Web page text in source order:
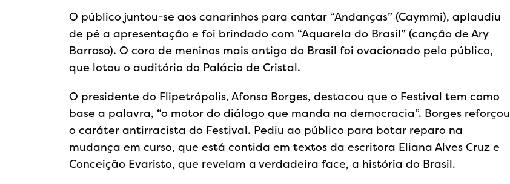
O público juntou-se aos canarinhos para cantar “Andanças” (Caymmi), aplaudiu
de pé a apresentação e foi brindado com “Aquarela do Brasil” (canção de Ary
Barroso). O coro de meninos mais antigo do Brasil foi ovacionado pelo público,
que lotou o auditório do Palácio de Cristal.
O presidente do Flipetrópolis, Afonso Borges, destacou que o Festival tem como
base a palavra, “o motor do diálogo que manda na democracia”. Borges reforçou
o caráter antirracista do Festival. Pediu ao público para botar reparo na
mudança em curso, que está contida em textos da escritora Eliana Alves Cruz e
Conceição Evaristo, que revelam a verdadeira face, a história do Brasil.